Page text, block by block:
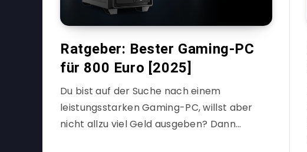
Ratgeber: Bester Gaming-PC
für 800 Euro [2025]
Du bist auf der Suche nach einem
leistungsstarken Gaming-PC, willst aber
nicht allzu viel Geld ausgeben? Dann…